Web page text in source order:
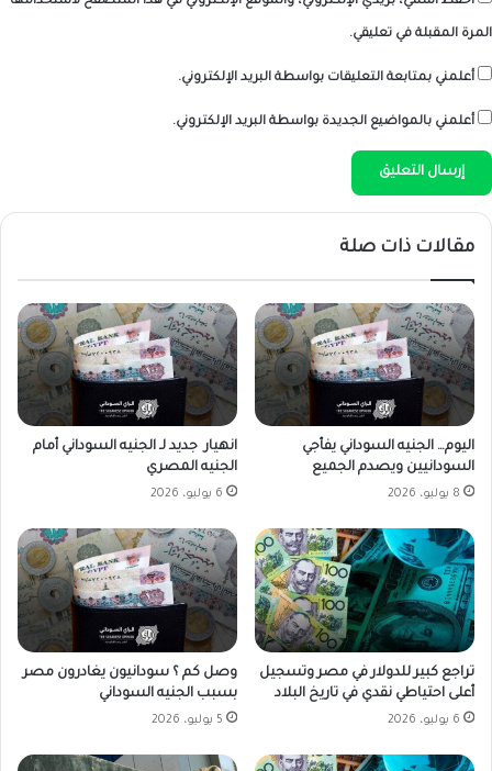
المرة المقبلة في تعليقي.
أعلمني بمتابعة التعليقات بواسطة البريد الإلكتروني.
أعلمني بالمواضيع الجديدة بواسطة البريد الإلكتروني.
مقالات ذات صلة
اليوم… الجنيه السوداني يفأجي
السودانيين ويصدم الجميع
8 يوليو، 2026
انهيار جديد لـ الجنيه السوداني أمام
الجنيه المصري
6 يوليو، 2026
تراجع كبير للدولار في مصر وتسجيل
أعلى احتياطي نقدي في تاريخ البلاد
6 يوليو، 2026
وصل كم ؟ سودانيون يغادرون مصر
بسبب الجنيه السوداني
5 يوليو، 2026